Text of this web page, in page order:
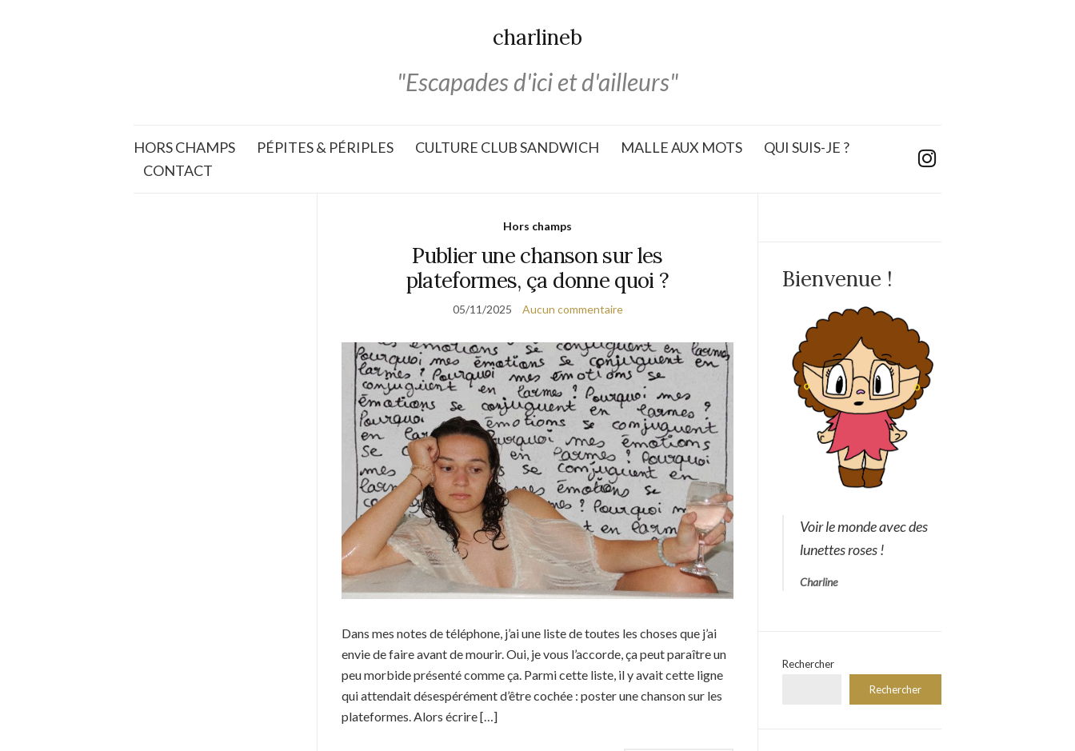
charlineb
"Escapades d'ici et d'ailleurs"
HORS CHAMPS PÉPITES & PÉRIPLES CULTURE CLUB SANDWICH MALLE AUX MOTS
QUI SUIS-JE ?
CONTACT
Hors champs
Publier une chanson sur les
plateformes, ça donne quoi ?
05/11/2025 Aucun commentaire
Dans mes notes de téléphone, j’ai une liste de toutes les choses que j’ai
envie de faire avant de mourir. Oui, je vous l’accorde, ça peut paraître un
peu morbide présenté comme ça. Parmi cette liste, il y avait cette ligne
qui attendait désespérément d’être cochée : poster une chanson sur les
plateformes. Alors écrire […]
Bienvenue !
Voir le monde avec des
lunettes roses !
Charline
Rechercher
Rechercher